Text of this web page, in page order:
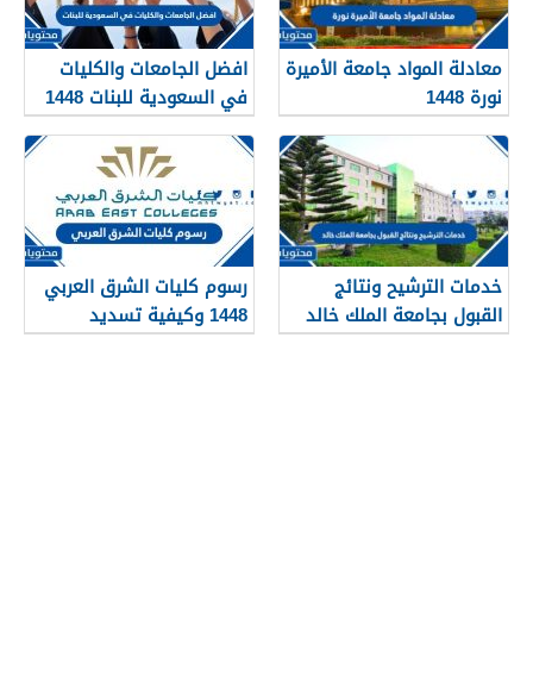
معادلة المواد جامعة الأميرة
نورة 1448
افضل الجامعات والكليات
في السعودية للبنات 1448
خدمات الترشيح ونتائج
القبول بجامعة الملك خالد
1448
رسوم كليات الشرق العربي
1448 وكيفية تسديد
الرسوم